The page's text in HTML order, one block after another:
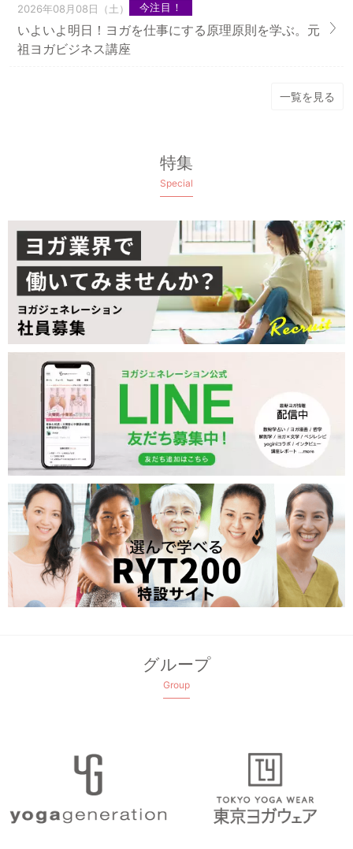
2026年08月08日（土） 今注目！
いよいよ明日！ヨガを仕事にする原理原則を学ぶ。元
祖ヨガビジネス講座
一覧を見る
特集
Special
グループ
Group